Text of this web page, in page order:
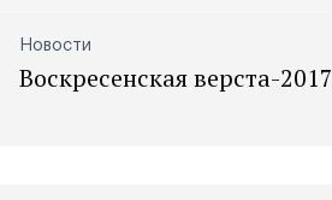
Новости
Воскресенская верста-2017